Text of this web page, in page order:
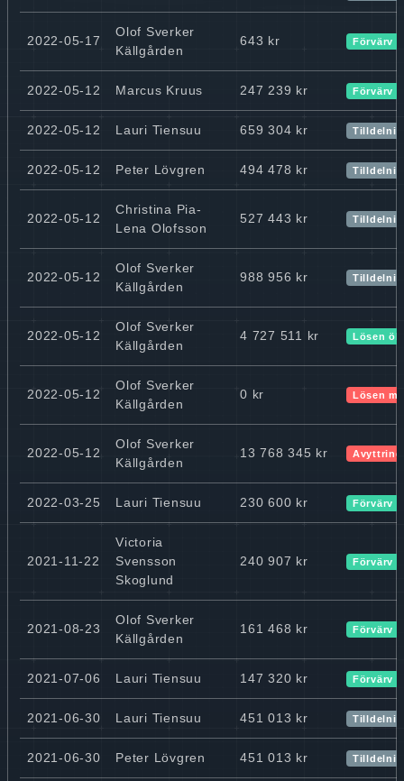
2022-05-17
Olof Sverker
Källgården
643 kr Förvärv
2022-05-12 Marcus Kruus 247 239 kr Förvärv
2022-05-12 Lauri Tiensuu 659 304 kr
2022-05-12 Peter Lövgren 494 478 kr
2022-05-12
Christina Pia-
Lena Olofsson
527 443 kr
2022-05-12
Olof Sverker
Källgården
988 956 kr
2022-05-12
Olof Sverker
Källgården
4 727 511 kr Lösen
2022-05-12
Olof Sverker
Källgården
0 kr Lösen
2022-05-12
Olof Sverker
Källgården
13 768 345 kr Avyttring
2022-03-25 Lauri Tiensuu 230 600 kr Förvärv
2021-11-22
Victoria
Svensson
Skoglund
240 907 kr Förvärv
2021-08-23
Olof Sverker
Källgården
161 468 kr Förvärv
2021-07-06 Lauri Tiensuu 147 320 kr Förvärv
2021-06-30 Lauri Tiensuu 451 013 kr
2021-06-30 Peter Lövgren 451 013 kr